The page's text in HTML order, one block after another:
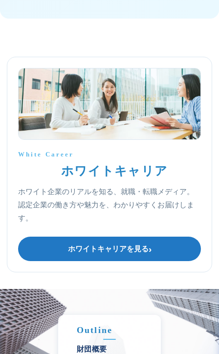
White Career
ホワイトキャリア
ホワイト企業のリアルを知る、就職・転職メディア。
認定企業の働き方や魅力を、わかりやすくお届けしま
す。
ホワイトキャリアを見る
Outline
財団概要